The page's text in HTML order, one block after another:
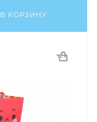
В КОРЗИНУ